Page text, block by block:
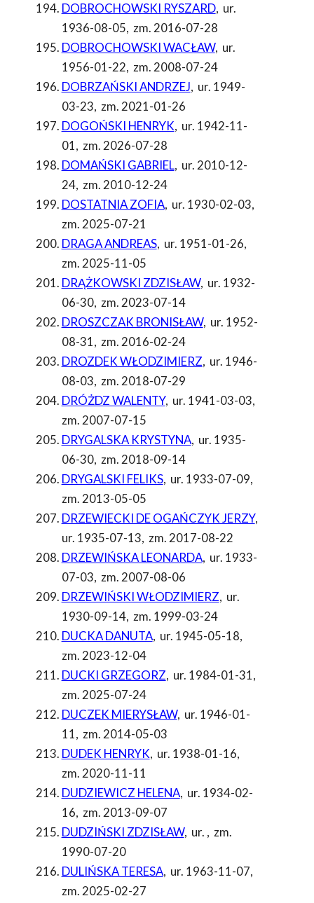
DOBROCHOWSKI RYSZARD, ur.
1936-08-05, zm. 2016-07-28
DOBROCHOWSKI WACŁAW, ur.
1956-01-22, zm. 2008-07-24
DOBRZAŃSKI ANDRZEJ, ur. 1949-
03-23, zm. 2021-01-26
DOGOŃSKI HENRYK, ur. 1942-11-
01, zm. 2026-07-28
DOMAŃSKI GABRIEL, ur. 2010-12-
24, zm. 2010-12-24
DOSTATNIA ZOFIA, ur. 1930-02-03,
zm. 2025-07-21
DRAGA ANDREAS, ur. 1951-01-26,
zm. 2025-11-05
DRĄŻKOWSKI ZDZISŁAW, ur. 1932-
06-30, zm. 2023-07-14
DROSZCZAK BRONISŁAW, ur. 1952-
08-31, zm. 2016-02-24
DROZDEK WŁODZIMIERZ, ur. 1946-
08-03, zm. 2018-07-29
DRÓŻDZ WALENTY, ur. 1941-03-03,
zm. 2007-07-15
DRYGALSKA KRYSTYNA, ur. 1935-
06-30, zm. 2018-09-14
DRYGALSKI FELIKS, ur. 1933-07-09,
zm. 2013-05-05
DRZEWIECKI DE OGAŃCZYK JERZY,
ur. 1935-07-13, zm. 2017-08-22
DRZEWIŃSKA LEONARDA, ur. 1933-
07-03, zm. 2007-08-06
DRZEWIŃSKI WŁODZIMIERZ, ur.
1930-09-14, zm. 1999-03-24
DUCKA DANUTA, ur. 1945-05-18,
zm. 2023-12-04
DUCKI GRZEGORZ, ur. 1984-01-31,
zm. 2025-07-24
DUCZEK MIERYSŁAW, ur. 1946-01-
11, zm. 2014-05-03
DUDEK HENRYK, ur. 1938-01-16,
zm. 2020-11-11
DUDZIEWICZ HELENA, ur. 1934-02-
16, zm. 2013-09-07
DUDZIŃSKI ZDZISŁAW, ur. , zm.
1990-07-20
DULIŃSKA TERESA, ur. 1963-11-07,
zm. 2025-02-27